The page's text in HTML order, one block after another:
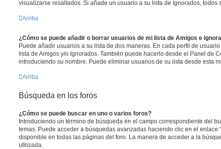
visualizarse resaltados. Si añade un usuario a su lista de Ignorados, todos
Arriba
¿Cómo se puede añadir o borrar usuarios de mi lista de Amigos e
Puede añadir usuarios a su lista de dos maneras. En cada perfil de
lista de Amigos y/o Ignorados. También puede hacerlo desde el Panel de
introduciendo su nombre. Puede eliminar usuarios de su lista desde esta
Arriba
Búsqueda en los foros
¿Cómo se puede buscar en uno o varios foros?
Introduciendo un término de búsqueda en el campo correspondiente del
temas. Puede acceder a búsquedas avanzadas haciendo clic en el enlace
disponible en todas las páginas del foro. La manera de acceder a la
utilizada.